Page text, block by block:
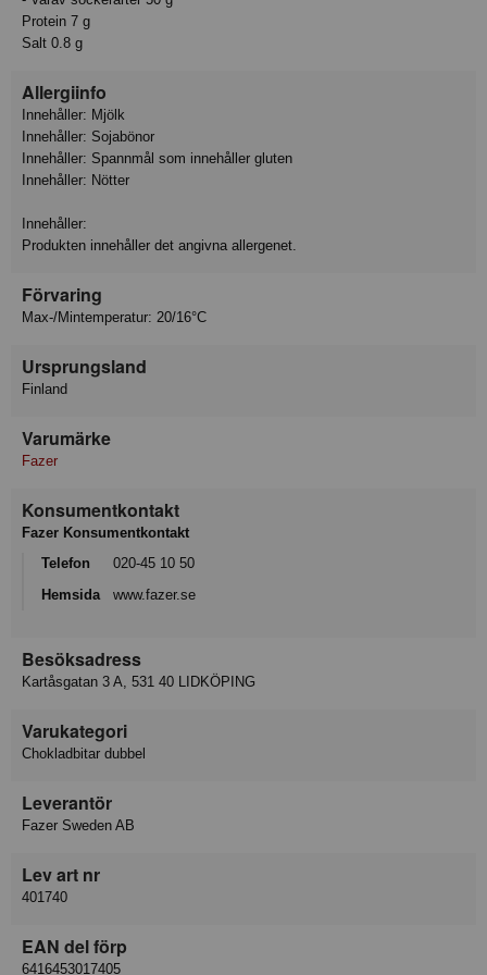
Protein 7 g
Salt 0.8 g
Allergiinfo
Innehåller: Mjölk
Innehåller: Sojabönor
Innehåller: Spannmål som innehåller gluten
Innehåller: Nötter
Innehåller:
Produkten innehåller det angivna allergenet.
Förvaring
Max-/Mintemperatur: 20/16°C
Ursprungsland
Finland
Varumärke
Fazer
Konsumentkontakt
Fazer Konsumentkontakt
Telefon
020-45 10 50
Hemsida
www.fazer.se
Besöksadress
Kartåsgatan 3 A, 531 40 LIDKÖPING
Varukategori
Chokladbitar dubbel
Leverantör
Fazer Sweden AB
Lev art nr
401740
EAN del förp
6416453017405